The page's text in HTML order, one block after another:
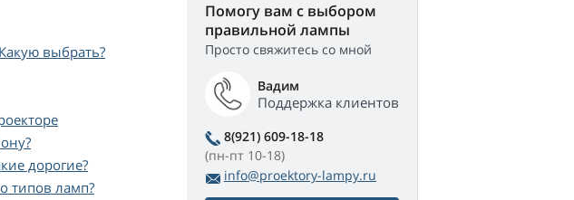
выбрать?
дорогие?
типов ламп?
Помогу вам с выбором
правильной лампы
Просто свяжитесь со мной
Вадим
Поддержка клиентов
8(921) 609-18-18
(пн-пт 10-18)
info@proektory-lampy.ru